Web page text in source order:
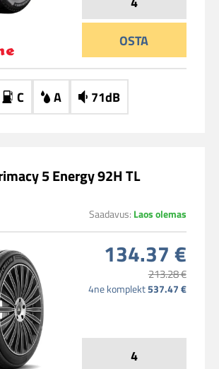
OSTA
C A 71dB
5 Energy 92H TL
Saadavus: Laos olemas
134.37 €
213.28 €
4ne komplekt537.47 €